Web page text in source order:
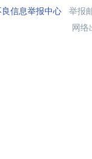
信息举报中心举报
网